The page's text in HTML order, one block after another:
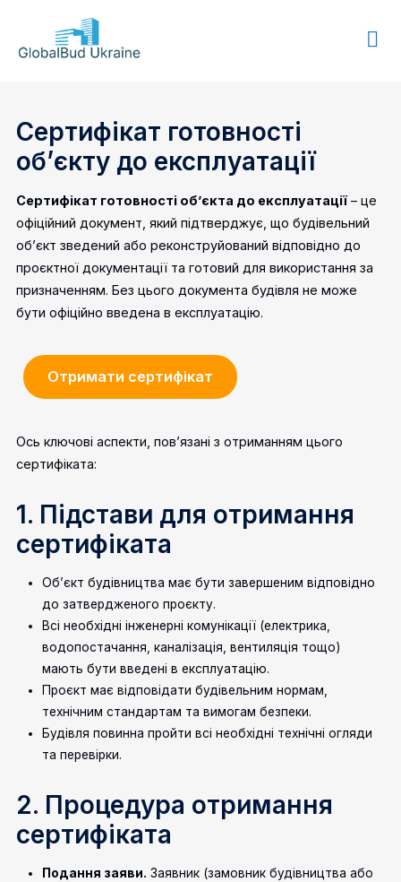
GLOBALBUD
Сертифікат готовності
об’єкту до експлуатації
Сертифікат готовності об’єкта до експлуатації – це
офіційний документ, який підтверджує, що будівельний
об’єкт зведений або реконструйований відповідно до
проєктної документації та готовий для використання за
призначенням. Без цього документа будівля не може
бути офіційно введена в експлуатацію.
Отримати сертифікат
Ось ключові аспекти, пов’язані з отриманням цього
сертифіката:
1. Підстави для отримання
сертифіката
Об’єкт будівництва має бути завершеним відповідно
до затвердженого проєкту.
Всі необхідні інженерні комунікації (електрика,
водопостачання, каналізація, вентиляція тощо)
мають бути введені в експлуатацію.
Проєкт має відповідати будівельним нормам,
технічним стандартам та вимогам безпеки.
Будівля повинна пройти всі необхідні технічні огляди
та перевірки.
2. Процедура отримання
сертифіката
Подання заяви. Заявник (замовник будівництва або